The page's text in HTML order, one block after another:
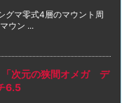
グマ零式4層のマウント周
ウン ...
次元の狭間オメガ デ
6.5